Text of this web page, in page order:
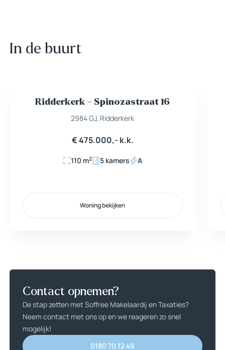
In de buurt
Nieuw Beschikbaar
Ridderkerk – Spinozastraat 16
2984 GJ, Ridderkerk
€ 475.000,- k.k.
110 m2 5 kamers A
Woning bekijken
Contact opnemen?
De stap zetten met Soffree Makelaardij en Taxaties?
Neem contact met ons op en we reageren zo snel
mogelijk!
0180 70 12 49